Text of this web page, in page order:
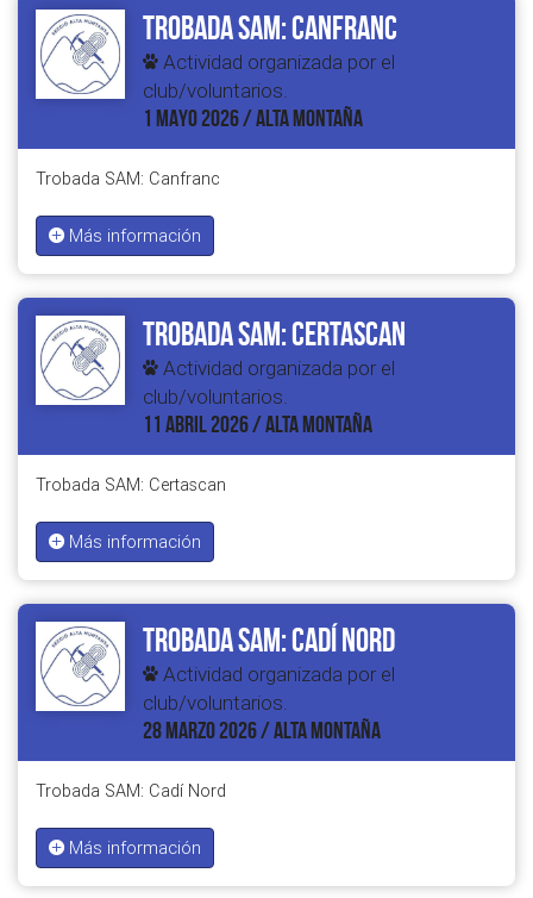
Trobada SAM: Canfranc
Actividad organizada por el
club/voluntarios.
1 MAYO 2026 / ALTA MONTAÑA
Trobada SAM: Canfranc
Más información
Trobada SAM: Certascan
Actividad organizada por el
club/voluntarios.
11 ABRIL 2026 / ALTA MONTAÑA
Trobada SAM: Certascan
Más información
Trobada SAM: Cadí Nord
Actividad organizada por el
club/voluntarios.
28 MARZO 2026 / ALTA MONTAÑA
Trobada SAM: Cadí Nord
Más información